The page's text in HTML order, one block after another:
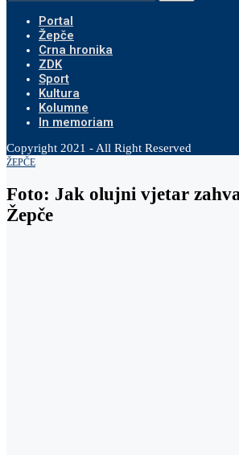
Portal
Žepče
Crna hronika
ZDK
Sport
Kultura
Kolumne
In memoriam
Copyright 2021 - All Right Reserved
ŽEPČE
Foto: Jak olujni vjetar
Žepče